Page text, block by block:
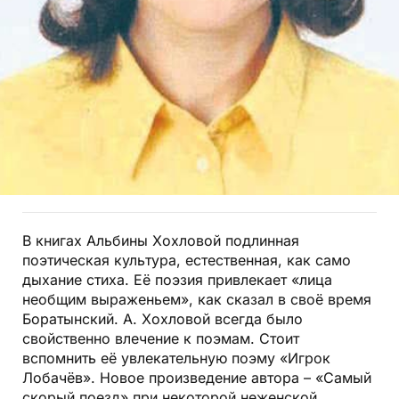
В книгах Альбины Хохловой подлинная
поэтическая культура, естественная, как само
дыхание стиха. Её поэзия привлекает «лица
необщим выраженьем», как сказал в своё время
Боратынский. А. Хохловой всегда было
свойственно влечение к поэмам. Стоит
вспомнить её увлекательную поэму «Игрок
Лобачёв». Новое произведение автора – «Самый